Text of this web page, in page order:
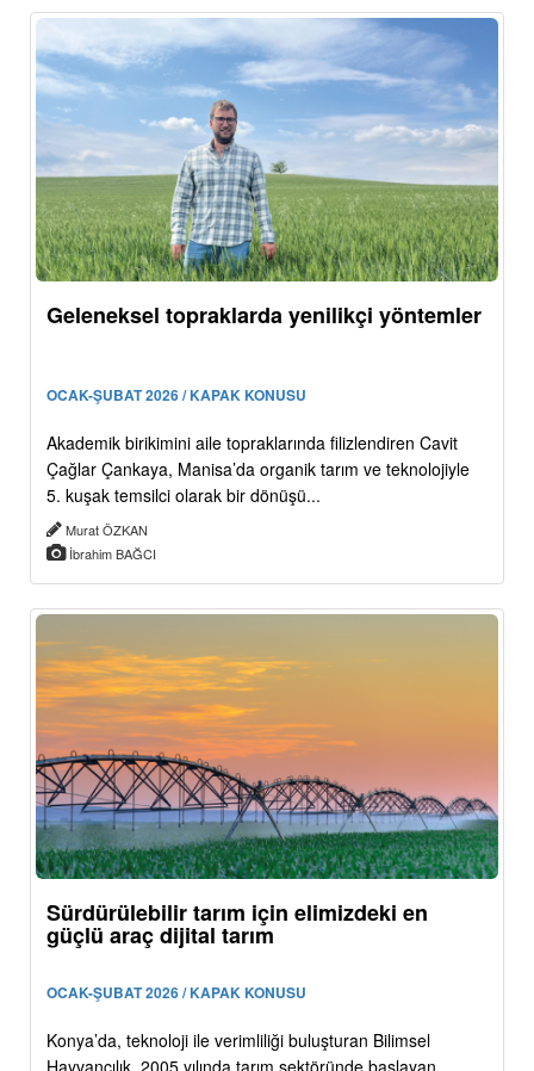
Geleneksel topraklarda yenilikçi yöntemler
OCAK-ŞUBAT 2026 / KAPAK KONUSU
Akademik birikimini aile topraklarında filizlendiren Cavit
Çağlar Çankaya, Manisa’da organik tarım ve teknolojiyle
5. kuşak temsilci olarak bir dönüşü...
Murat ÖZKAN
İbrahim BAĞCI
Sürdürülebilir tarım için elimizdeki en
güçlü araç dijital tarım
OCAK-ŞUBAT 2026 / KAPAK KONUSU
Konya’da, teknoloji ile verimliliği buluşturan Bilimsel
Hayvancılık, 2005 yılında tarım sektöründe başlayan